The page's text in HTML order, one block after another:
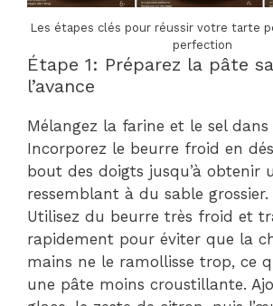
Les étapes clés pour réussir votre tarte
perfection
Étape 1: Préparez la pâte
l’avance
Mélangez la farine et le sel dans
Incorporez le beurre froid en
bout des doigts jusqu’à obtenir
ressemblant à du sable grossier.
Utilisez du beurre très froid et
rapidement pour éviter que la
mains ne le ramollisse trop, ce
une pâte moins croustillante.